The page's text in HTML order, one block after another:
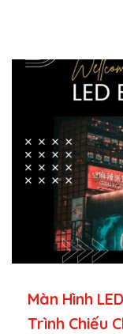
Màn Hình
Trình Chiếu